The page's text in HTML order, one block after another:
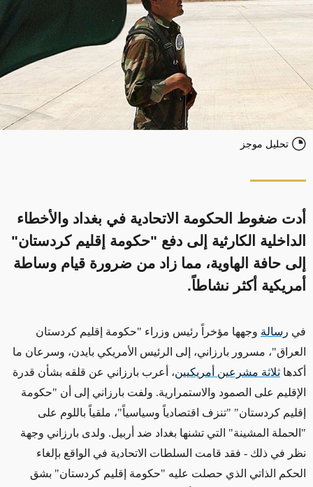
تحليل موجز
أدت ضغوط الحكومة الاتحادية في بغداد والأخطاء
الداخلية الكارثية إلى دفع "حكومة إقليم كردستان"
إلى حافة الهاوية، مما زاد من ضرورة قيام وساطة
أمريكية أكثر نشاطاً.
في رسالة وجهها مؤخراً رئيس وزراء "حكومة إقليم كردستان
العراق"، مسرور بارزاني، إلى الرئيس الأمريكي بايدن، وسرعان ما
أكدها ثلاثة مشرعين أمريكيين، أعرب بارزاني عن قلقه بشأن قدرة
الإقليم على الصمود والاستمرارية. ولفت بارزاني إلى أن "حكومة
إقليم كردستان" "تنزف اقتصادياً وسياسياً"، ملقياً باللوم على
"الحملة المشينة" التي تشنها بغداد ضد أربيل. ولدى بارزاني وجهة
نظر في ذلك - فقد قامت السلطات الاتحادية في الواقع بإلغاء
الحكم الذاتي الذي حصلت عليه "حكومة إقليم كردستان" بشق